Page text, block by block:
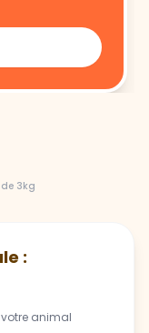
3kg
:
animal